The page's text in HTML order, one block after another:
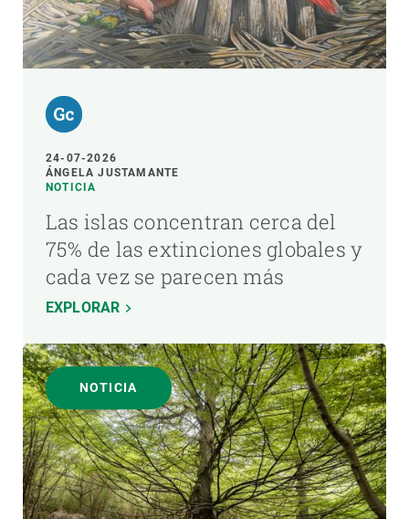
24-07-2026
ÁNGELA JUSTAMANTE
NOTICIA
Las islas concentran cerca del
75% de las extinciones globales y
cada vez se parecen más
EXPLORAR
NOTICIA